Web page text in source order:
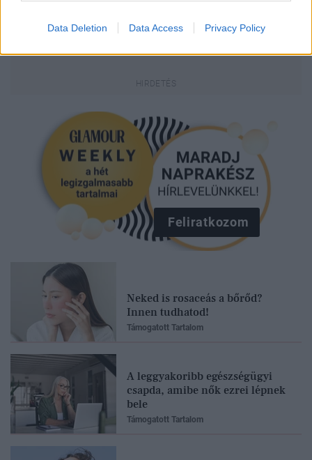
Data Deletion Data Access Privacy Policy
Feliratkozom
Neked is rosaceás a bőrőd?
Innen tudhatod!
Támogatott Tartalom
A leggyakoribb egészségügyi
csapda, amibe nők ezrei lépnek
bele
Támogatott Tartalom